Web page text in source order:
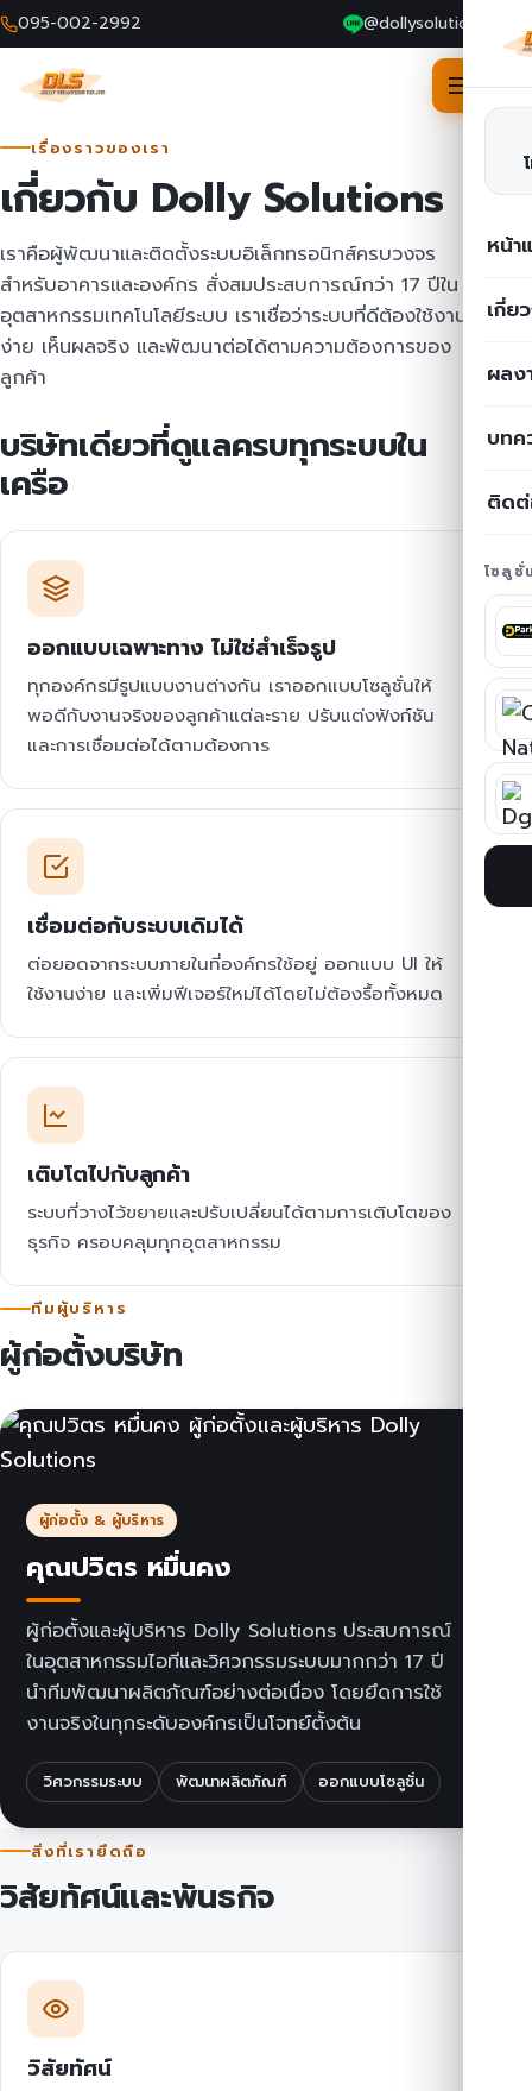
095-002-2992 @dollysolutions
หน้า
เกี่ย
ผลง
บทค
ติดต่
โซลูชั่
Skip
content
เรื่องราวของเรา
เกี่ยวกับ Dolly Solutions
เราคือผู้พัฒนาและติดตั้งระบบอิเล็กทรอนิกส์ครบวงจร
สำหรับอาคารและองค์กร สั่งสมประสบการณ์กว่า 17 ปีใน
อุตสาหกรรมเทคโนโลยีระบบ เราเชื่อว่าระบบที่ดีต้องใช้งาน
ง่าย เห็นผลจริง และพัฒนาต่อได้ตามความต้องการของ
ลูกค้า
บริษัทเดียวที่ดูแลครบทุกระบบใน
เครือ
ออกแบบเฉพาะทาง ไม่ใช่สำเร็จรูป
ทุกองค์กรมีรูปแบบงานต่างกัน เราออกแบบโซลูชั่นให้
พอดีกับงานจริงของลูกค้าแต่ละราย ปรับแต่งฟังก์ชัน
และการเชื่อมต่อได้ตามต้องการ
เชื่อมต่อกับระบบเดิมได้
ต่อยอดจากระบบภายในที่องค์กรใช้อยู่ ออกแบบ UI ให้
ใช้งานง่าย และเพิ่มฟีเจอร์ใหม่ได้โดยไม่ต้องรื้อทั้งหมด
เติบโตไปกับลูกค้า
ระบบที่วางไว้ขยายและปรับเปลี่ยนได้ตามการเติบโตของ
ธุรกิจ ครอบคลุมทุกอุตสาหกรรม
ทีมผู้บริหาร
ผู้ก่อตั้งบริษัท
ผู้ก่อตั้ง & ผู้บริหาร
คุณปวิตร หมื่นคง
ผู้ก่อตั้งและผู้บริหาร Dolly Solutions ประสบการณ์
ในอุตสาหกรรมไอทีและวิศวกรรมระบบมากกว่า 17 ปี
นำทีมพัฒนาผลิตภัณฑ์อย่างต่อเนื่อง โดยยึดการใช้
งานจริงในทุกระดับองค์กรเป็นโจทย์ตั้งต้น
วิศวกรรมระบบ พัฒนาผลิตภัณฑ์ ออกแบบโซลูชั่น
สิ่งที่เรายึดถือ
วิสัยทัศน์และพันธกิจ
วิสัยทัศน์